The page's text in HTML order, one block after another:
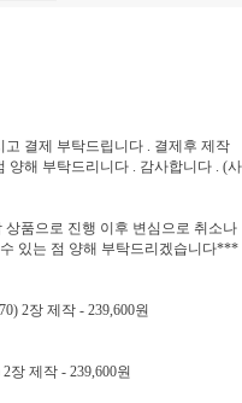
결제 부탁드립니다 . 결제후 제작
양해 부탁드리니다 . 감사합니다 . (사
품으로 진행 이후 변심으로 취소나
있는 점 양해 부탁드리겠습니다***
2장 제작 - 239,600원
장 제작 - 239,600원